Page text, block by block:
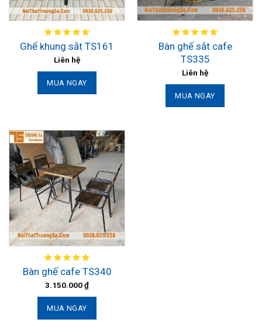
Ghế khung sắt TS161
Liên hệ
MUA NGAY
Bàn ghế sắt cafe
TS335
Liên hệ
MUA NGAY
Bàn ghế cafe TS340
3.150.000₫
MUA NGAY